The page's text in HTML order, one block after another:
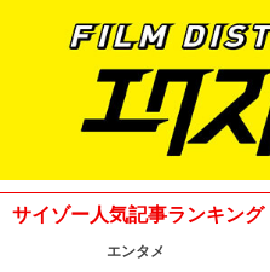
サイゾー人気記事ランキング
エンタメ